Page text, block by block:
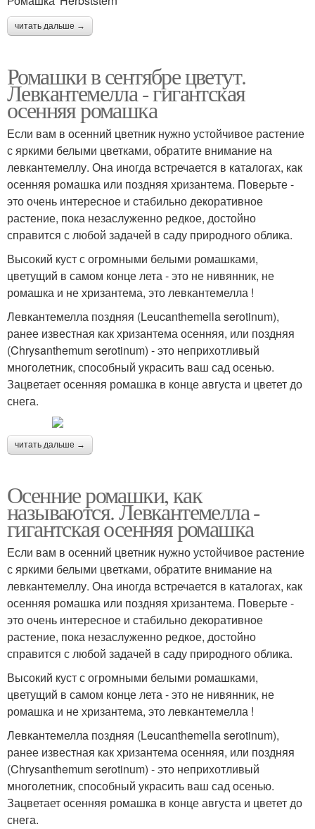
читать дальше →
Ромашки в сентябре цветут.
Левкантемелла - гигантская
осенняя ромашка
Если вам в осенний цветник нужно устойчивое растение
с яркими белыми цветками, обратите внимание на
левкантемеллу. Она иногда встречается в каталогах, как
осенняя ромашка или поздняя хризантема. Поверьте -
это очень интересное и стабильно декоративное
растение, пока незаслуженно редкое, достойно
справится с любой задачей в саду природного облика.
Высокий куст с огромными белыми ромашками,
цветущий в самом конце лета - это не нивянник, не
ромашка и не хризантема, это левкантемелла !
Левкантемелла поздняя (Leucanthemella serotinum),
ранее известная как хризантема осенняя, или поздняя
(Chrysanthemum serotinum) - это неприхотливый
многолетник, способный украсить ваш сад осенью.
Зацветает осенняя ромашка в конце августа и цветет до
снега.
читать дальше →
Осенние ромашки, как
называются. Левкантемелла -
гигантская осенняя ромашка
Если вам в осенний цветник нужно устойчивое растение
с яркими белыми цветками, обратите внимание на
левкантемеллу. Она иногда встречается в каталогах, как
осенняя ромашка или поздняя хризантема. Поверьте -
это очень интересное и стабильно декоративное
растение, пока незаслуженно редкое, достойно
справится с любой задачей в саду природного облика.
Высокий куст с огромными белыми ромашками,
цветущий в самом конце лета - это не нивянник, не
ромашка и не хризантема, это левкантемелла !
Левкантемелла поздняя (Leucanthemella serotinum),
ранее известная как хризантема осенняя, или поздняя
(Chrysanthemum serotinum) - это неприхотливый
многолетник, способный украсить ваш сад осенью.
Зацветает осенняя ромашка в конце августа и цветет до
снега.